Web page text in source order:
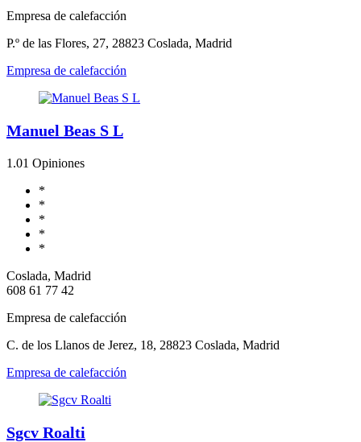
Empresa de calefacción
P.º de las Flores, 27, 28823 Coslada, Madrid
Empresa de calefacción
Manuel Beas S L
1.01 Opiniones
*
*
*
*
*
Coslada, Madrid
608 61 77 42
Empresa de calefacción
C. de los Llanos de Jerez, 18, 28823 Coslada, Madrid
Empresa de calefacción
Sgcv Roalti